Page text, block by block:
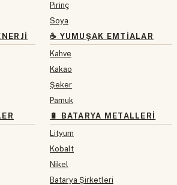
Pirinç
Soya
☕ YUMUŞAK EMTIALAR
Kahve
Kakao
Şeker
Pamuk
🔋 BATARYA METALLERI
Lityum
Kobalt
Nikel
Batarya Şirketleri